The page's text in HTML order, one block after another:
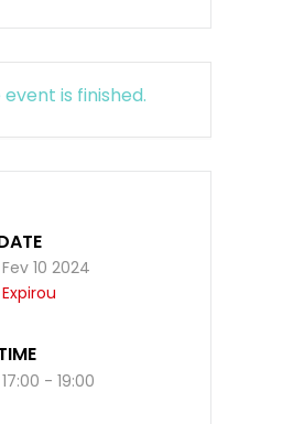
event is finished.
Fev 10 2024
Expirou
17:00 - 19:00